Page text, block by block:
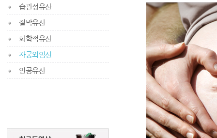
습관성유산
절박유산
화학적유산
자궁외임신
인공유산